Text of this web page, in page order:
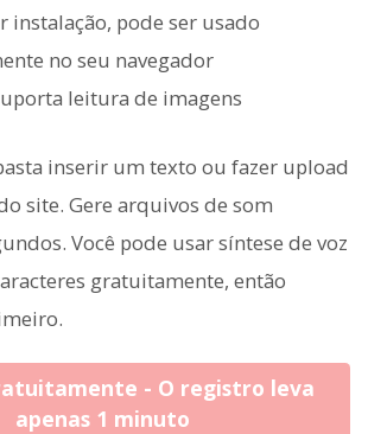
instalação, pode ser usado
no seu navegador
leitura de imagens
inserir um texto ou fazer upload
site. Gere arquivos de som
Você pode usar síntese de voz
gratuitamente, então
- O registro leva
apenas 1 minuto